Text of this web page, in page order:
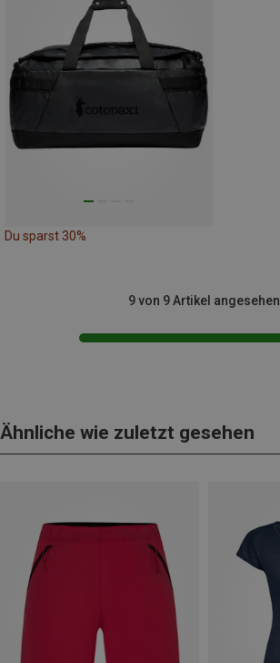
Du sparst 30%
9 von 9 Artikel angesehen
Ähnliche wie zuletzt gesehen